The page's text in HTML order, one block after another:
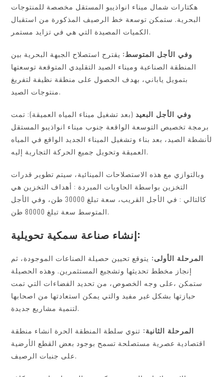
هكتارات شمال ميناء انواذيبو المستقل مخصصة للمنتوجات
البحرية. ستمكن توسعة خط الرصيف المذكورة من استقبال
الكميات المصيدة التي هي في تزايد مستمر.
وفي الأجل المتوسط: يقترح استصلاح الجبهة البحرية بين
المنطقة الصناعية وميناء الصيد التقليدي المتوقعة توسعتها
بتمويل ياباني، بهدف الحصول على منطقة نظيفة لتفريغ
منتوجات الصيد.
وفي الأجل البعيد(بعد تشغيل ميناء المياه العميقة): تمت
برمجة تخصيص التوسعة الواقعة جنوب ميناء انواذيبو المستقل
لأنشطة الصيد، بعد بناء وتشغيل الميناء الجديد الواقع في المياه
العميقة وتحويل جميع الحركة التجارية إليه.
وبالتوازي مع هذه الاستصلاحات المينائية، سيتم تطوير قدرات
التخزين بواسطة الحاويات المبردة : أهداف التخزين هي
كالتالي : في الأجل القريب، سعة تبلغ 30000 طن، وفي الأجل
المتوسط سعة تبلغ 80000 طن.
إنشاء صناعة سمكية تحويلية:
المرحلة الأولى: يتوقع تحيين حصيلة الصناعات الموجودة، ثم
إنجاز مخطط تحديثها وتشجيع المستثمرين. وهذه الحصيلة
ستمكن ،على وجه الخصوص، من تحديد الفضاءات التي تمت
حيازتها بشكل غير مفيد والتي يمكن استعادتها من اصحابها
لتنمية مشاريع جديدة.
المرحلة الثانية: تنوي سلطة المنطقة الحرة انشاء منطقة
اقتصادية عصرية مستصلحة تسمح بوجود بعض القطع الأرضية
على جنبات الرصيف.